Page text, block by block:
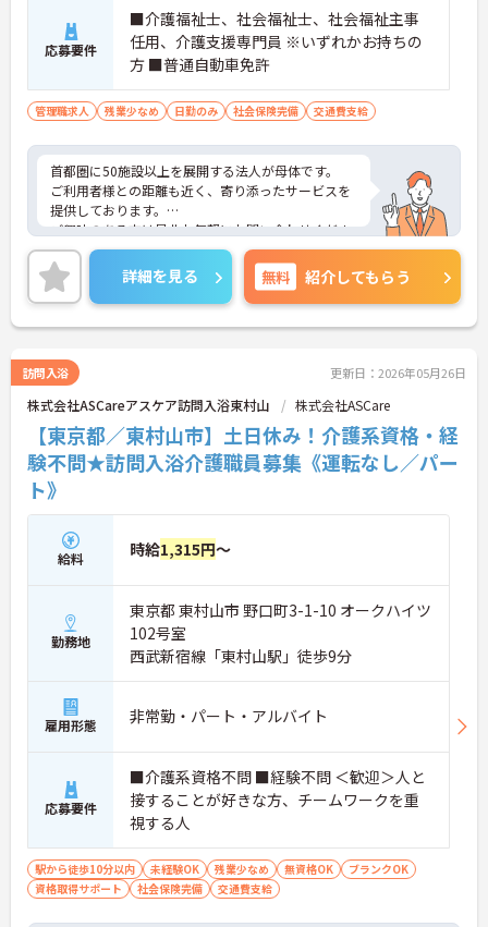
応募要件
■介護福祉士、社会福祉士、社会福祉主事
任用、介護支援専門員 ※いずれかお持ちの
方 ■普通自動車免許
管理職求人 残業少なめ 日勤のみ 社会保険完備 交通費支給
首都圏に50施設以上を展開する法人が母体です。
ご利用者様との距離も近く、寄り添ったサービスを
提供しております。
ご興味のある方は是非お気軽にお問い合わせくださ
い。
詳細を見る 無料 紹介してもらう
訪問入浴 更新日：2026年05月26日
株式会社ASCareアスケア訪問入浴東村山 株式会社ASCare
【東京都／東村山市】土日休み！介護系資格・経
験不問★訪問入浴介護職員募集《運転なし／パー
ト》
給料 時給1,315円～
勤務地
東京都 東村山市 野口町3-1-10 オークハイツ
102号室
西武新宿線「東村山駅」徒歩9分
雇用形態 非常勤・パート・アルバイト
応募要件
■介護系資格不問 ■経験不問 ＜歓迎＞人と
接することが好きな方、チームワークを重
視する人
駅から徒歩10分以内 未経験OK 残業少なめ 無資格OK
ブランクOK
資格取得サポート
社会保険完備 交通費支給